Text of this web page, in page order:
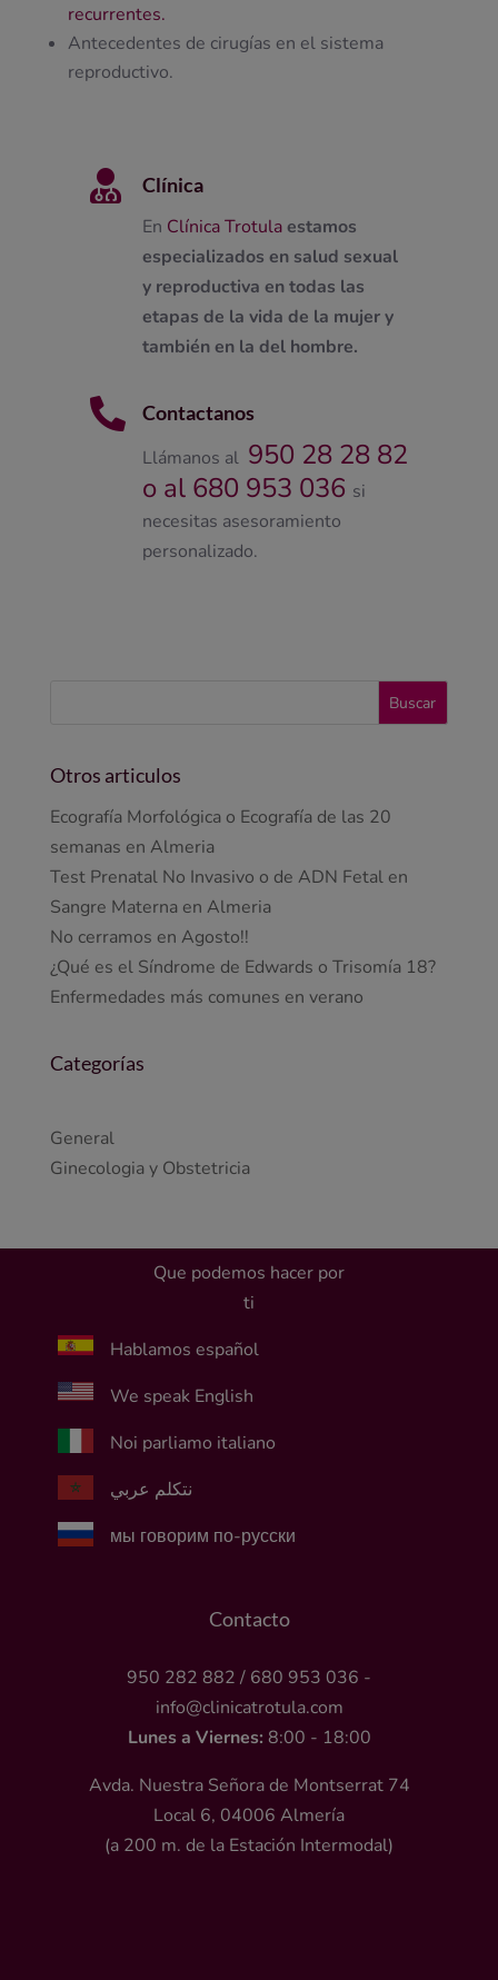
recurrentes.
Antecedentes de cirugías en el sistema
reproductivo.

Clínica
En Clínica Trotulaestamos
especializados en salud sexual
y reproductiva en todas las
etapas de la vida de la mujer y
también en la del hombre.

Contactanos
Llámanos al 950 28 28 82
o al 680 953 036 si
necesitas asesoramiento
personalizado.
Otros articulos
Ecografía Morfológica o Ecografía de las 20
semanas en Almeria
Test Prenatal No Invasivo o de ADN Fetal en
Sangre Materna en Almeria
No cerramos en Agosto!!
¿Qué es el Síndrome de Edwards o Trisomía 18?
Enfermedades más comunes en verano
Categorías
General
Ginecologia y Obstetricia
Que podemos hacer por
ti
Hablamos español
We speak English
Noi parliamo italiano
نتكلم عربي
мы говорим по-русски
Contacto
950 282 882 / 680 953 036 -
info@clinicatrotula.com
Lunes a Viernes: 8:00 - 18:00
Avda. Nuestra Señora de Montserrat 74
Local 6, 04006 Almería
(a 200 m. de la Estación Intermodal)